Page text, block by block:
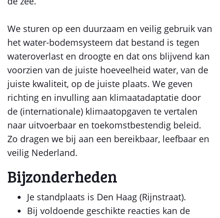
We sturen op een duurzaam en veilig gebruik van
het water-bodemsysteem dat bestand is tegen
wateroverlast en droogte en dat ons blijvend kan
voorzien van de juiste hoeveelheid water, van de
juiste kwaliteit, op de juiste plaats. We geven
richting en invulling aan klimaatadaptatie door
de (internationale) klimaatopgaven te vertalen
naar uitvoerbaar en toekomstbestendig beleid.
Zo dragen we bij aan een bereikbaar, leefbaar en
veilig Nederland.
Bijzonderheden
Je standplaats is Den Haag (Rijnstraat).
Bij voldoende geschikte reacties kan de